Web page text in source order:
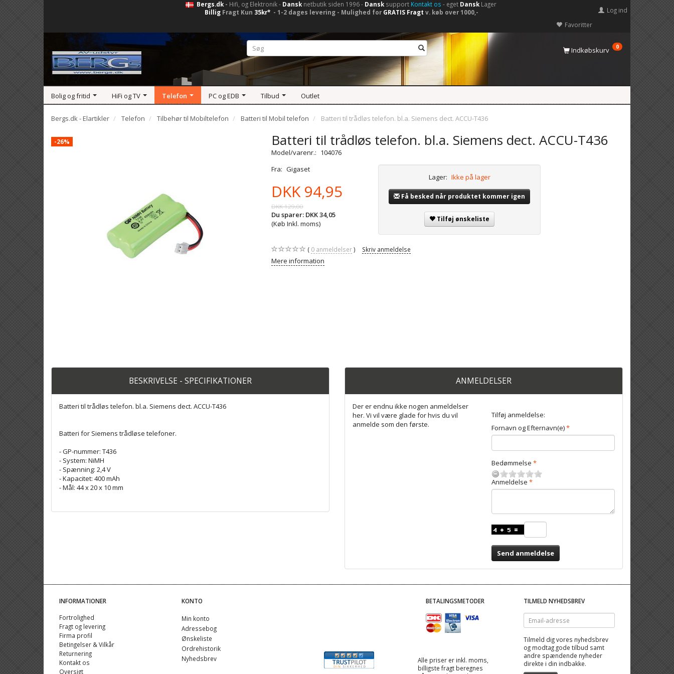
Bergs.dk- Hifi, og Elektronik - Dansknetbutik siden 1996 - Dansksupport Kontakt os - eget DanskLager
Billig Fragt Kun 35kr* - 1-2 dages levering - Mulighed for GRATIS Fragt v. køb over 1000,-
Favoritter
Log ind
Indkøbskurv 0
Bolig og fritid HiFi og TV Telefon PC og EDB Tilbud Outlet
Bergs.dk - Elartikler Telefon Tilbehør til Mobiltelefon Batteri til Mobil telefon Batteri til trådløs telefon. bl.a. Siemens dect. ACCU-T436
-26% Batteri til trådløs telefon. bl.a. Siemens dect. ACCU-T436
Model/varenr.: 104076
Fra: Gigaset
DKK 94,95
DKK 129,00
Du sparer: DKK 34,05
(Køb Inkl. moms)
Lager: Ikke på lager
Få besked når produktet kommer igen
Tilføj ønskeliste
0anmeldelser Skriv anmeldelse
Mere information
BESKRIVELSE - SPECIFIKATIONER
Batteri til trådløs telefon. bl.a. Siemens dect. ACCU-T436
Batteri for Siemens trådløse telefoner.
- GP-nummer: T436
- System: NiMH
- Spænning: 2,4 V
- Kapacitet: 400 mAh
- Mål: 44 x 20 x 10 mm
ANMELDELSER
Der er endnu ikke nogen anmeldelser
her. Vi vil være glade for hvis du vil
anmelde som den første.
Tilføj anmeldelse:
Fornavn og Efternavn(e)
Bedømmelse
Anmeldelse
Send anmeldelse
INFORMATIONER
Fortrolighed
Fragt og levering
Firma profil
Betingelser & Vilkår
Returnering
Kontakt os
Oversigt
KONTO
Min konto
Adressebog
Ønskeliste
Ordrehistorik
Nyhedsbrev
BETALINGSMETODER
Alle priser er inkl. moms,
billigste fragt beregnes
TILMELD NYHEDSBREV
Email-
adresse
Tilmeld dig vores nyhedsbrev
og modtag gode tilbud samt
andre spændende nyheder
direkte i din indbakke.